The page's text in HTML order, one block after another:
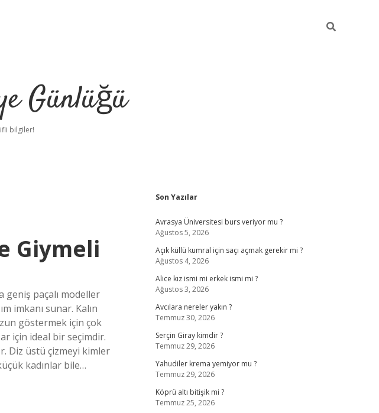
Günlüğü
bilgiler!
Giymeli
geniş paçalı modeller
imkanı sunar. Kalın
göstermek için çok
için ideal bir seçimdir.
Diz üstü çizmeyi kimler
kadınlar bile…
Sidebar
Son Yazılar
Avrasya Üniversitesi burs veriyor mu ?
Ağustos 5, 2026
Açık küllü kumral için saçı açmak gerekir mi ?
Ağustos 4, 2026
Alice kız ismi mi erkek ismi mi ?
Ağustos 3, 2026
Avcılara nereler yakın ?
Temmuz 30, 2026
Serçin Giray kimdir ?
Temmuz 29, 2026
Yahudiler krema yemiyor mu ?
Temmuz 29, 2026
Köprü altı bitişik mi ?
Temmuz 25, 2026